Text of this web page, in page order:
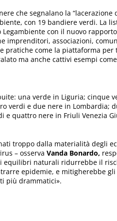
che segnalano la “lacerazione
con 19 bandiere verdi. La
con il nuovo rapporto
imprenditori, associazioni,
pratiche come la piattaforma
ma anche cattivi esempi
una verde in Liguria; cinque
verdi e due nere in Lombardia;
e quattro nere in Friuli Venezia
troppo dalla materialità degli
– osserva Vanda Bonardo,
equilibri naturali ridurrebbe il
epidemie, e mitigherebbe
più drammatici».